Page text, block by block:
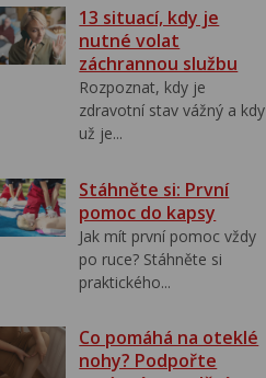
13 situací, kdy je
nutné volat
záchrannou službu
Rozpoznat, kdy je
zdravotní stav vážný a kdy
už je...
Stáhněte si: První
pomoc do kapsy
Jak mít první pomoc vždy
po ruce? Stáhněte si
praktického...
Co pomáhá na oteklé
nohy? Podpořte